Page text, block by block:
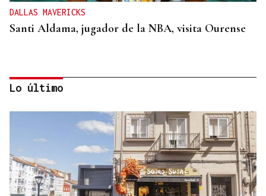
DALLAS MAVERICKS
Santi Aldama, jugador de la NBA, visita Ourense
Lo último